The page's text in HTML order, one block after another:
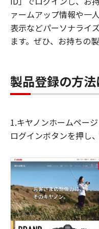
ァームアップ情報や一
表示などパーソナライ
ます。ぜひ、お持ちの
製品登録の方
1.キヤノンホームペー
ログインボタンを押し